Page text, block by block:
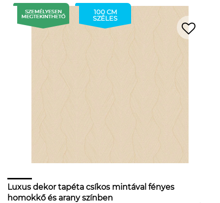
100 CM
SZÉLES
Luxus dekor tapéta csíkos mintával fényes
homokkő és arany színben